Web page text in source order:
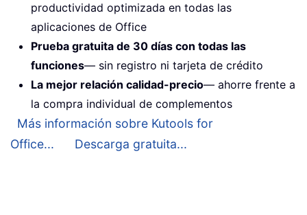
productividad optimizada en todas las
aplicaciones de Office
Prueba gratuita de 30 días con todas las
funciones— sin registro ni tarjeta de crédito
La mejor relación calidad-precio— ahorre frente a
la compra individual de complementos
Más información sobre Kutools for
Office...
Descarga gratuita...